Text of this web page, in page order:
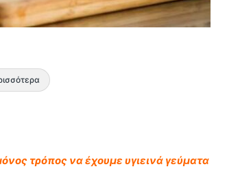
τρόπος να έχουμε υγιεινά γεύματα